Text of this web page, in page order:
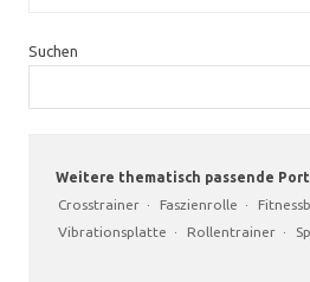
Suchen
Weitere thematisch passende
Crosstrainer · Faszienrolle ·
Vibrationsplatte · Rollentrainer ·